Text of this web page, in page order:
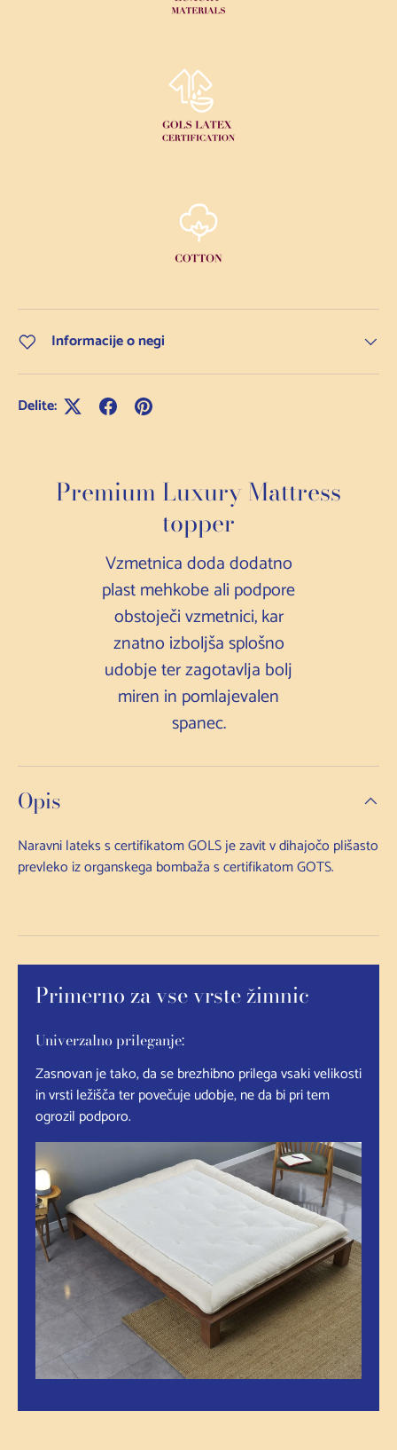
Informacije o negi
Delite:
Premium Luxury Mattress
topper
Vzmetnica doda dodatno
plast mehkobe ali podpore
obstoječi vzmetnici, kar
znatno izboljša splošno
udobje ter zagotavlja bolj
miren in pomlajevalen
spanec.
Opis
Naravni lateks s certifikatom GOLS je zavit v dihajočo plišasto
prevleko iz organskega bombaža s certifikatom GOTS.
Primerno za vse vrste žimnic
Univerzalno prileganje:
Zasnovan je tako, da se brezhibno prilega vsaki velikosti
in vrsti ležišča ter povečuje udobje, ne da bi pri tem
ogrozil podporo.